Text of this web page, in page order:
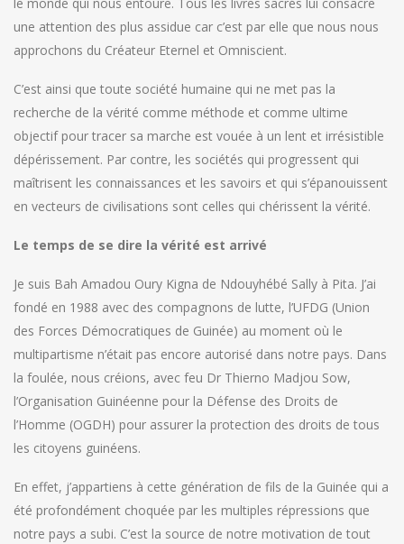
une attention des plus assidue car c’est par elle que nous nous
approchons du Créateur Eternel et Omniscient.
C’est ainsi que toute société humaine qui ne met pas la
recherche de la vérité comme méthode et comme ultime
objectif pour tracer sa marche est vouée à un lent et irrésistible
dépérissement. Par contre, les sociétés qui progressent qui
maîtrisent les connaissances et les savoirs et qui s’épanouissent
en vecteurs de civilisations sont celles qui chérissent la vérité.
Le temps de se dire la vérité est arrivé
Je suis Bah Amadou Oury Kigna de Ndouyhébé Sally à Pita. J’ai
fondé en 1988 avec des compagnons de lutte, l’UFDG (Union
des Forces Démocratiques de Guinée) au moment où le
multipartisme n’était pas encore autorisé dans notre pays. Dans
la foulée, nous créions, avec feu Dr Thierno Madjou Sow,
l’Organisation Guinéenne pour la Défense des Droits de
l’Homme (OGDH) pour assurer la protection des droits de tous
les citoyens guinéens.
En effet, j’appartiens à cette génération de fils de la Guinée qui a
été profondément choquée par les multiples répressions que
notre pays a subi. C’est la source de notre motivation de tout